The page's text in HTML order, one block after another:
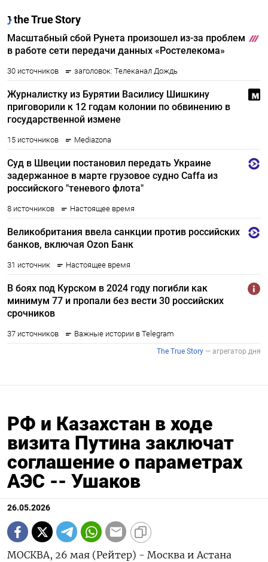
РФ и Казахстан в ходе
визита Путина заключат
соглашение о параметрах
АЭС -- Ушаков
26.05.2026
МОСКВА, 26 мая (Рейтер) - Москва и Астана